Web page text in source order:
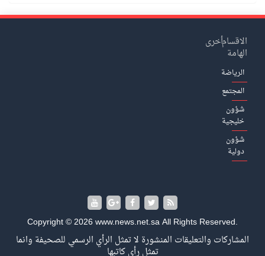
الاقسام
الهامة
الرياضة
المجتمع
شؤون
خليجية
شؤون
دولية
أخرى
Copyright © 2026 www.news.net.sa All Rights Reserved.
المشاركات والتعليقات المنشورة لا تمثل الرأي الرسمي للصحيفة وانما
تمثل رأي كاتبها